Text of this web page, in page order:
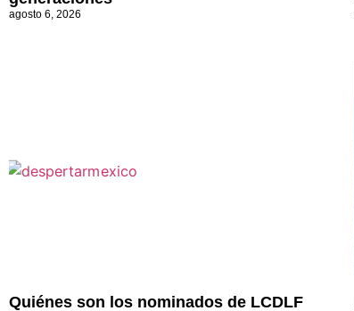
agosto 6, 2026
Quiénes son los nominados de LCDLF